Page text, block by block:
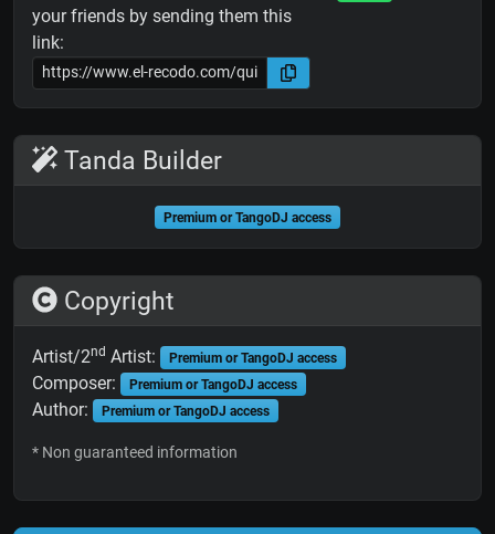
your friends by sending them this
link:
Tanda Builder
Premium or TangoDJ access
Copyright
Artist/2nd Artist: Premium or TangoDJ access
Composer: Premium or TangoDJ access
Author: Premium or TangoDJ access
* Non guaranteed information